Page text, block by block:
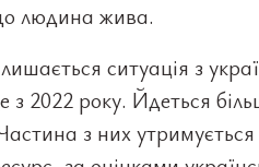
людина жива.
ситуація з
з 2022 року. Йдеться
з них